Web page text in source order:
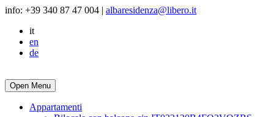
info: +39 340 87 47 004 | albaresidenza@libero.it
it
en
de
Open Menu
Appartamenti